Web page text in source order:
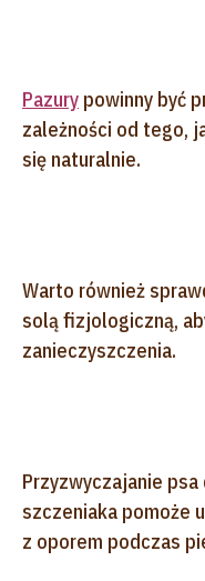
Pazury powinny być
zależności od tego,
się naturalnie.
Warto również
solą fizjologiczną,
zanieczyszczenia.
Przyzwyczajanie
szczeniaka pomoże
z oporem podczas